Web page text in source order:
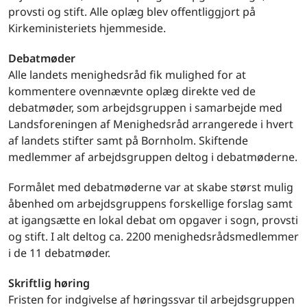
provsti og stift. Alle oplæg blev offentliggjort på
Kirkeministeriets hjemmeside.
Debatmøder
Alle landets menighedsråd fik mulighed for at
kommentere ovennævnte oplæg direkte ved de
debatmøder, som arbejdsgruppen i samarbejde med
Landsforeningen af Menighedsråd arrangerede i hvert
af landets stifter samt på Bornholm. Skiftende
medlemmer af arbejdsgruppen deltog i debatmøderne.
Formålet med debatmøderne var at skabe størst mulig
åbenhed om arbejdsgruppens forskellige forslag samt
at igangsætte en lokal debat om opgaver i sogn, provsti
og stift. I alt deltog ca. 2200 menighedsrådsmedlemmer
i de 11 debatmøder.
Skriftlig høring
Fristen for indgivelse af høringssvar til arbejdsgruppen